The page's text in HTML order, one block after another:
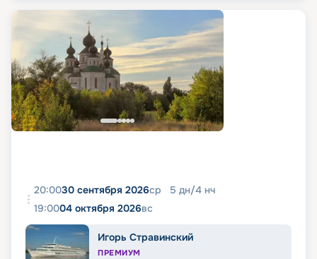
20:0030 сентября 2026ср 5 дн/4 нч
19:0004 октября 2026вс
Игорь Стравинский
ПРЕМИУМ